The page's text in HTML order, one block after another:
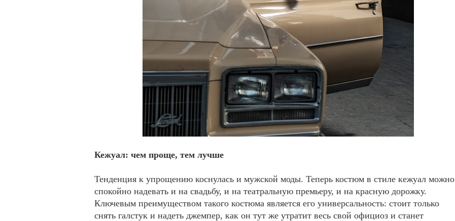
Кежуал: чем проще, тем лучше
Тенденция к упрощению коснулась и мужской моды. Теперь костюм в стиле кежуал можно
спокойно надевать и на свадьбу, и на театральную премьеру, и на красную дорожку.
Ключевым преимуществом такого костюма является его универсальность: стоит только
снять галстук и надеть джемпер, как он тут же утратит весь свой официоз и станет